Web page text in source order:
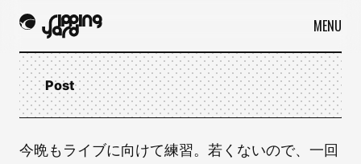
MENU
Post
今晩もライブに向けて練習。若くないので、一回